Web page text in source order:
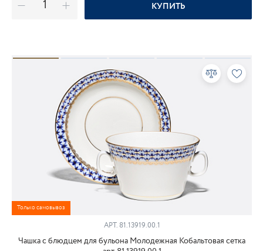
КУПИТЬ
Только самовывоз
АРТ.81.13919.00.1
Чашка с блюдцем для бульона Молодежная Кобальтовая сетка